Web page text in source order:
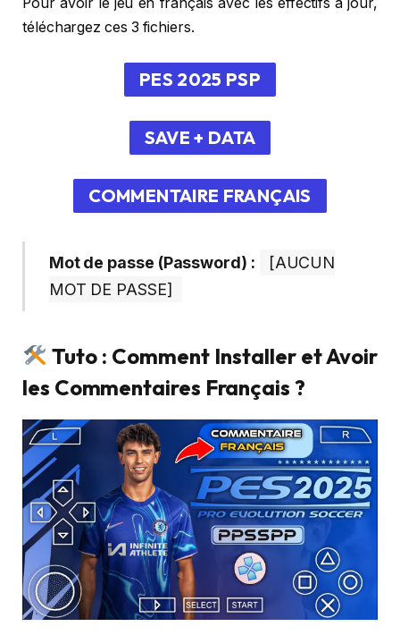
téléchargez ces 3 fichiers.
PES 2025 PSP
SAVE + DATA
COMMENTAIRE FRANÇAIS
Mot de passe (Password) :
[AUCUN
MOT DE PASSE]
Tuto : Comment Installer et Avoir
les Commentaires Français ?